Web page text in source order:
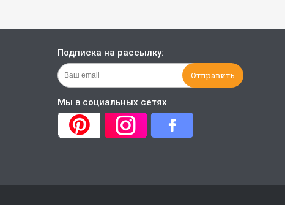
Подписка на рассылку:
Мы в социальных сетях